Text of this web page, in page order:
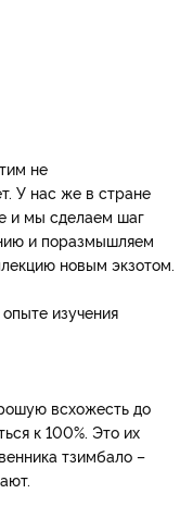
не
У нас же в стране
и мы сделаем шаг
и поразмышляем
новым экзотом.
изучения
всхожесть до
к 100%. Это их
тзимбало –